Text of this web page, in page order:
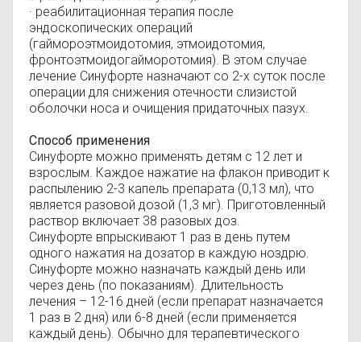
· реабилитационная терапия после
эндоскопических операций
(гаймороэтмоидотомия, этмоидотомия,
фронтоэтмоидогайморотомия). В этом случае
лечение Синуфорте назначают со 2-х суток после
операции для снижения отечности слизистой
оболочки носа и очищения придаточных пазух.
Способ применения
Синуфорте можно применять детям с 12 лет и
взрослым. Каждое нажатие на флакон приводит к
распылению 2-3 капель препарата (0,13 мл), что
является разовой дозой (1,3 мг). Приготовленный
раствор включает 38 разовых доз.
Синуфорте впрыскивают 1 раз в день путем
одного нажатия на дозатор в каждую ноздрю.
Синуфорте можно назначать каждый день или
через день (по показаниям). Длительность
лечения – 12-16 дней (если препарат назначается
1 раз в 2 дня) или 6-8 дней (если применяется
каждый день). Обычно для терапевтического